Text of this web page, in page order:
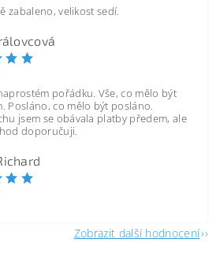
zabaleno, velikost sedí.
pořádku. Vše, co mělo být
Posláno, co mělo být posláno.
jsem se obávala platby předem, ale
doporučuji.
Zobrazit další hodnocení